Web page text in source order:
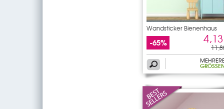
Wandsticker Bienenhaus
-65%
GRÖSSEN